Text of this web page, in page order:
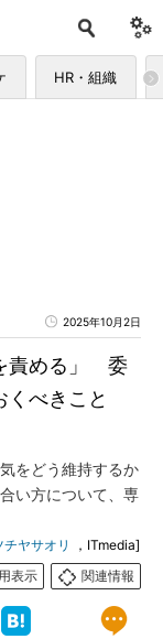
HR・組織
2025年10月2日
責める」 委
べきこと
をどう維持するか
い方について、専
チヤサオリ
，ITmedia]
表示
関連情報